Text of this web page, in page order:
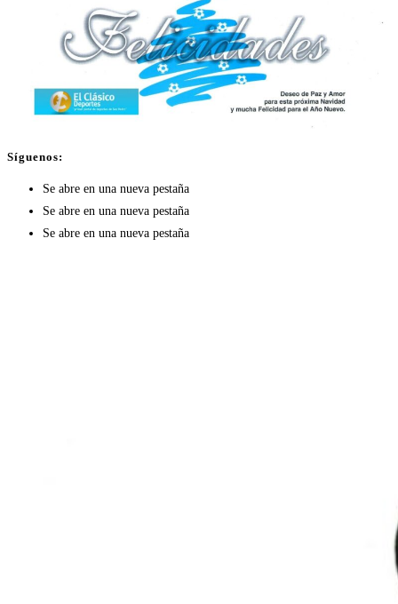
Síguenos:
Se abre en una nueva pestaña
Se abre en una nueva pestaña
Se abre en una nueva pestaña